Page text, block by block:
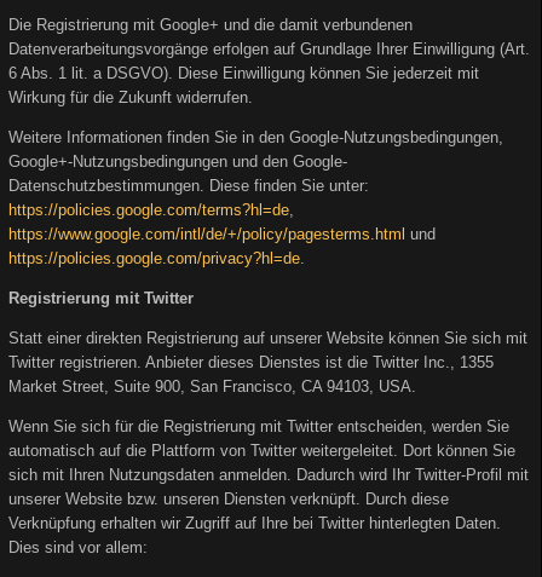
Die Registrierung mit Google+ und die damit verbundenen
Datenverarbeitungsvorgänge erfolgen auf Grundlage Ihrer Einwilligung (Art.
6 Abs. 1 lit. a DSGVO). Diese Einwilligung können Sie jederzeit mit
Wirkung für die Zukunft widerrufen.
Weitere Informationen finden Sie in den Google-Nutzungsbedingungen,
Google+-Nutzungsbedingungen und den Google-
Datenschutzbestimmungen. Diese finden Sie unter:
https://policies.google.com/terms?hl=de,
https://www.google.com/intl/de/+/policy/pagesterms.html und
https://policies.google.com/privacy?hl=de.
Registrierung mit Twitter
Statt einer direkten Registrierung auf unserer Website können Sie sich mit
Twitter registrieren. Anbieter dieses Dienstes ist die Twitter Inc., 1355
Market Street, Suite 900, San Francisco, CA 94103, USA.
Wenn Sie sich für die Registrierung mit Twitter entscheiden, werden Sie
automatisch auf die Plattform von Twitter weitergeleitet. Dort können Sie
sich mit Ihren Nutzungsdaten anmelden. Dadurch wird Ihr Twitter-Profil mit
unserer Website bzw. unseren Diensten verknüpft. Durch diese
Verknüpfung erhalten wir Zugriff auf Ihre bei Twitter hinterlegten Daten.
Dies sind vor allem: